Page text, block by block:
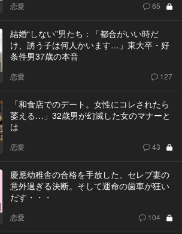
恋愛 65
結婚“しない”男たち：「都合がいい時だ
け、誘う子は何人かいます…」東大卒・好
条件男37歳の本音
恋愛 127
「和食店でのデート。女性にコレされたら
萎える…」32歳男が幻滅した女のマナーと
は
恋愛 43
慶應幼稚舎の合格を手放した、セレブ妻の
意外過ぎる決断。そして運命の歯車が狂い
だす・・・
恋愛 104